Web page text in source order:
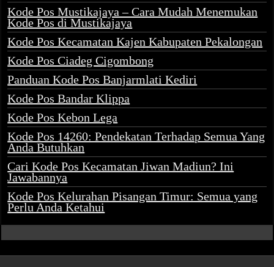
Kode Pos Mustikajaya – Cara Mudah Menemukan
Kode Pos di Mustikajaya
Kode Pos Kecamatan Kajen Kabupaten Pekalongan
Kode Pos Ciadeg Cigombong
Panduan Kode Pos Banjarmlati Kediri
Kode Pos Bandar Klippa
Kode Pos Kebon Lega
Kode Pos 14260: Pendekatan Terhadap Semua Yang
Anda Butuhkan
Cari Kode Pos Kecamatan Jiwan Madiun? Ini
Jawabannya
Kode Pos Kelurahan Pisangan Timur: Semua yang
Perlu Anda Ketahui